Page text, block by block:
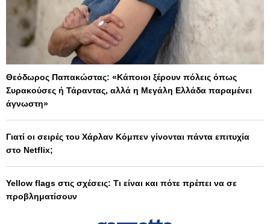
Θεόδωρος Παπακώστας: «Κάποιοι ξέρουν πόλεις όπως
Συρακούσες ή Τάραντας, αλλά η Μεγάλη Ελλάδα παραμένει
άγνωστη»
Γιατί οι σειρές του Χάρλαν Κόμπεν γίνονται πάντα επιτυχία
στο Netflix;
Yellow flags στις σχέσεις: Τι είναι και πότε πρέπει να σε
προβληματίσουν